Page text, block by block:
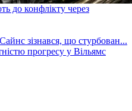
до конфлікту через
прогресу у Вільямс